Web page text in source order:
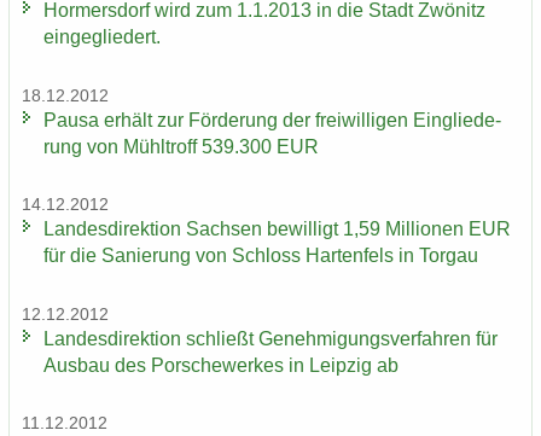
Hor­mers­dorf wird zum 1.1.2013 in die Stadt Zwö­nitz
ein­ge­glie­dert.
18.12.2012
Pausa er­hält zur För­de­rung der frei­wil­li­gen Ein­glie­de­
rung von Mühl­troff 539.300 EUR
14.12.2012
Lan­des­di­rek­ti­on Sach­sen be­wil­ligt 1,59 Mil­lio­nen EUR
für die Sa­nie­rung von Schloss Har­ten­fels in Tor­gau
12.12.2012
Lan­des­di­rek­ti­on schließt Ge­neh­mi­gungs­ver­fah­ren für
Aus­bau des Por­sche­wer­kes in Leip­zig ab
11.12.2012